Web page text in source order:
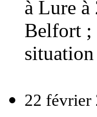
à Lure
Belfort ;
22 février